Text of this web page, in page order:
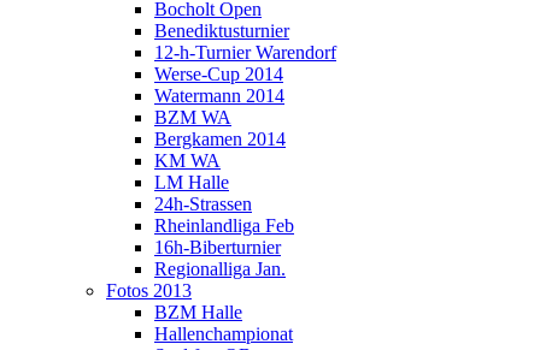
Bocholt Open
Benediktusturnier
12-h-Turnier Warendorf
Werse-Cup 2014
Watermann 2014
BZM WA
Bergkamen 2014
KM WA
LM Halle
24h-Strassen
Rheinlandliga Feb
16h-Biberturnier
Regionalliga Jan.
Fotos 2013
BZM Halle
Hallenchampionat